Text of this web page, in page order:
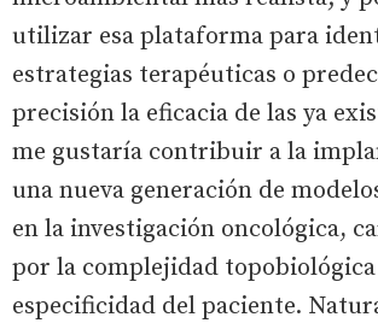
utilizar esa plataforma para
estrategias terapéuticas o
precisión la eficacia de las ya
me gustaría contribuir a la
una nueva generación de
en la investigación oncológica,
por la complejidad
especificidad del paciente.